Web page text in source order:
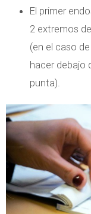
El primer
2 extremos
(en el caso
hacer debajo
punta).